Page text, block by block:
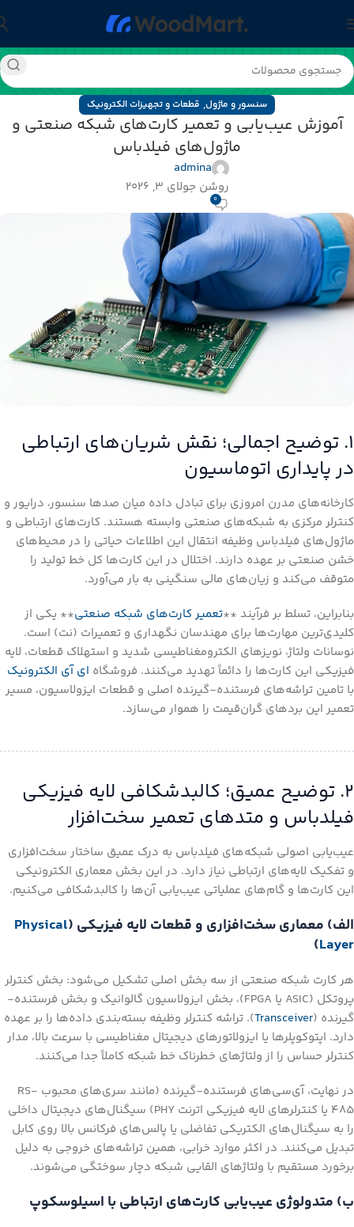
سنسور و ماژول, قطعات و تجهیزات الکترونیک
آموزش عیب‌یابی و تعمیر کارت‌های شبکه صنعتی و
ماژول‌های فیلدباس
admina
روشن جولای 3, 2026
0
۱. توضیح اجمالی؛ نقش شریان‌های ارتباطی
در پایداری اتوماسیون
کارخانه‌های مدرن امروزی برای تبادل داده میان صدها سنسور، درایور و
کنترلر مرکزی به شبکه‌های صنعتی وابسته هستند. کارت‌های ارتباطی و
ماژول‌های فیلدباس وظیفه انتقال این اطلاعات حیاتی را در محیط‌های
خشن صنعتی بر عهده دارند. اختلال در این کارت‌ها کل خط تولید را
متوقف می‌کند و زیان‌های مالی سنگینی به بار می‌آورد.
بنابراین، تسلط بر فرآیند **تعمیر کارت‌های شبکه صنعتی** یکی از
کلیدی‌ترین مهارت‌ها برای مهندسان نگهداری و تعمیرات (نت) است.
نوسانات ولتاژ، نویزهای الکترومغناطیسی شدید و استهلاک قطعات، لایه
فیزیکی این کارت‌ها را دائماً تهدید می‌کنند. فروشگاه ای آی الکترونیک
با تامین تراشه‌های فرستنده-گیرنده اصلی و قطعات ایزولاسیون، مسیر
تعمیر این بردهای گران‌قیمت را هموار می‌سازد.
۲. توضیح عمیق؛ کالبدشکافی لایه فیزیکی
فیلدباس و متدهای تعمیر سخت‌افزار
عیب‌یابی اصولی شبکه‌های فیلدباس به درک عمیق ساختار سخت‌افزاری
و تفکیک لایه‌های ارتباطی نیاز دارد. در این بخش معماری الکترونیکی
این کارت‌ها و گام‌های عملیاتی عیب‌یابی آن‌ها را کالبدشکافی می‌کنیم.
الف) معماری سخت‌افزاری و قطعات لایه فیزیکی (Physical
Layer
)
هر کارت شبکه صنعتی از سه بخش اصلی تشکیل می‌شود: بخش کنترلر
پروتکل (ASIC یا FPGA)، بخش ایزولاسیون گالوانیک و بخش فرستنده-
گیرنده (Transceiver). تراشه کنترلر وظیفه بسته‌بندی داده‌ها را بر عهده
دارد. اپتوکوپلرها یا ایزولاتورهای دیجیتال مغناطیسی با سرعت بالا، مدار
کنترلر حساس را از ولتاژهای خطرناک خط شبکه کاملاً جدا می‌کنند.
در نهایت، آی‌سی‌های فرستنده-گیرنده (مانند سری‌های محبوب RS-
485 یا کنترلرهای لایه فیزیکی اترنت PHY) سیگنال‌های دیجیتال داخلی
را به سیگنال‌های الکتریکی تفاضلی یا پالس‌های فرکانس بالا روی کابل
تبدیل می‌کنند. در اکثر موارد خرابی، همین تراشه‌های خروجی به دلیل
برخورد مستقیم با ولتاژهای القایی شبکه دچار سوختگی می‌شوند.
ب) متدولوژی عیب‌یابی کارت‌های ارتباطی با اسیلوسکوپ